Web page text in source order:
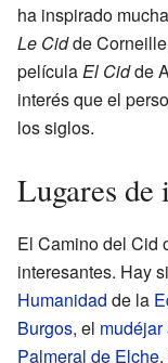
ha inspirado
Le Cidde
películaEl Cidde
interés que el
los siglos.
Lugares de
El Camino del Cid
interesantes. Hay
Humanidad de la
Burgos, el
Palmeral de Elche